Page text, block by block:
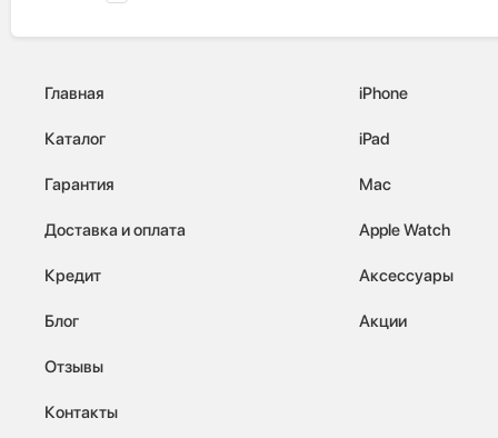
Главная
Каталог
Гарантия
Доставка и оплата
Кредит
Блог
Отзывы
Контакты
iPhone
iPad
Mac
Apple Watch
Аксессуары
Акции